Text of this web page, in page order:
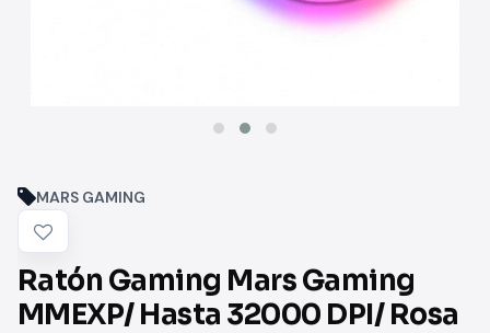
MARS GAMING
Ratón Gaming Mars Gaming
MMEXP/ Hasta 32000 DPI/ Rosa